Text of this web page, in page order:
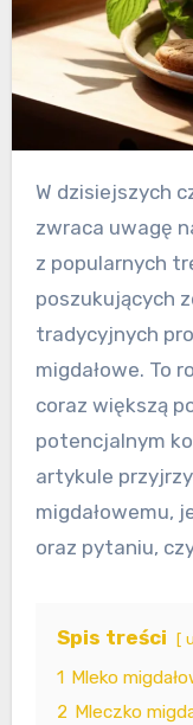
W dzisiejszych czasach coraz więcej osób
zwraca uwagę
z popularnych
poszukujących
tradycyjnych
migdałowe. To
coraz większą
potencjalnym
artykule
migdałowemu,
oraz pytaniu,
Spis treści
1
Mleko
2 Mleczko